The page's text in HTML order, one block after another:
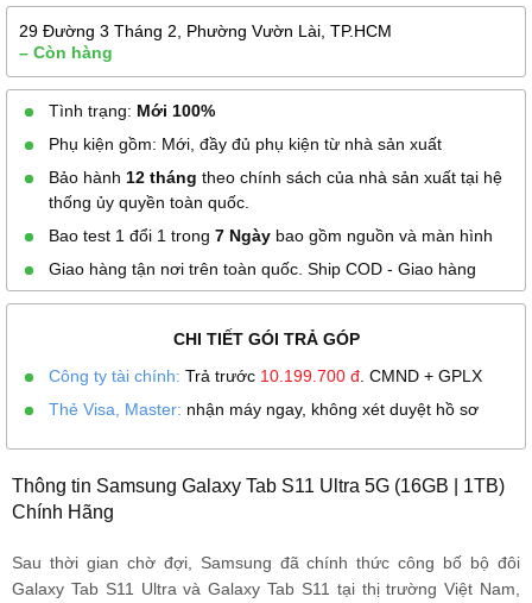
29 Đường 3 Tháng 2, Phường Vườn Lài, TP.HCM
– Còn hàng
Tình trạng: Mới 100%
Phụ kiện gồm: Mới, đầy đủ phụ kiện từ nhà sản xuất
Bảo hành 12 tháng theo chính sách của nhà sản xuất tại hệ
thống ủy quyền toàn quốc.
Bao test 1 đổi 1 trong 7 Ngày bao gồm nguồn và màn hình
Giao hàng tận nơi trên toàn quốc. Ship COD - Giao hàng
CHI TIẾT GÓI TRẢ GÓP
Công ty tài chính: Trả trước 10.199.700 đ . CMND + GPLX
Thẻ Visa, Master: nhận máy ngay, không xét duyệt hồ sơ
Thông tin Samsung Galaxy Tab S11 Ultra 5G (16GB | 1TB)
Chính Hãng
Sau thời gian chờ đợi, Samsung đã chính thức công bố bộ đôi
Galaxy Tab S11 Ultra và Galaxy Tab S11 tại thị trường Việt Nam,